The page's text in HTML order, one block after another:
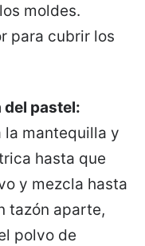
moldes.
para cubrir los
del pastel:
la mantequilla y
hasta que
y mezcla hasta
tazón aparte,
polvo de